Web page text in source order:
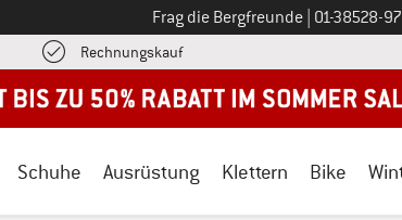
Frag die Bergfreunde Ruf uns an
01-38528-97
RechnungskaufFinde die Zahlungs-Infos hier!
Schuhe Ausrüstung Klettern Bike